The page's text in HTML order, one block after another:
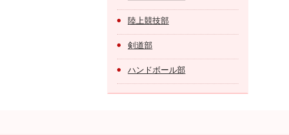
陸上競技部
剣道部
ハンドボール部